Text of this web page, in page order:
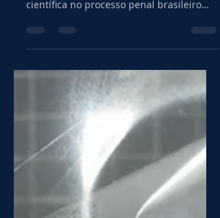
Um estudo de caso sobre engenharia de
transferência de calor? Todo processo
industrial que envolve fermentação,
maturação ou envase de bebidas
depende de um controle rigoroso de
temperatura. Esse controle é obtido por
meio de processos de transferência de
calor (“TransCal” para os íntimos).
Segundo Incropera et al. (2008): "Heat
transfer (or heat) is thermal energ